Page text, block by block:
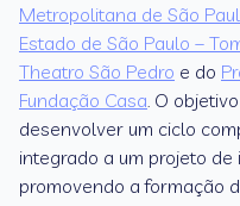
Metropolitana de São
Estado de São Paulo –
Theatro São Pedro e do
Fundação Casa. O
desenvolver um ciclo
integrado a um projeto de
promovendo a formação